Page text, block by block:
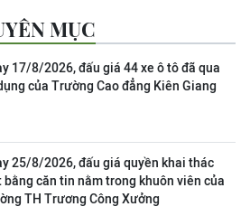
MỤC
17/8/2026, đấu giá 44 xe ô tô đã qua
của Trường Cao đẳng Kiên Giang
25/8/2026, đấu giá quyền khai thác
bằng căn tin nằm trong khuôn viên của
TH Trương Công Xưởng